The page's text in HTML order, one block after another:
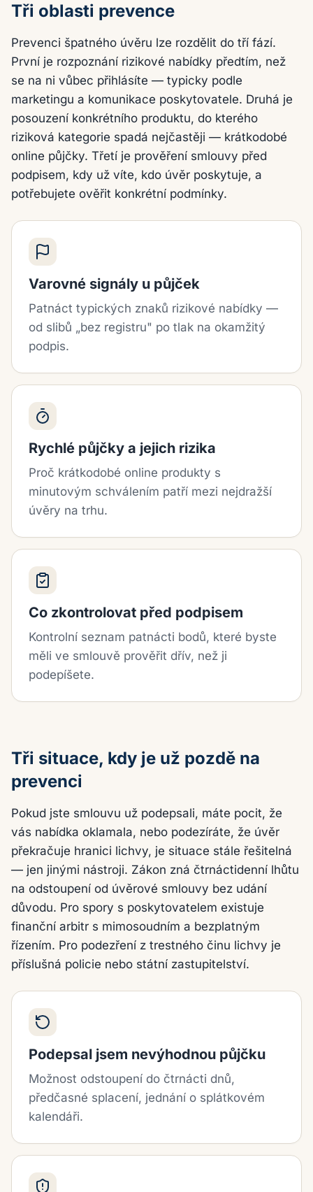
Tři oblasti prevence
Prevenci špatného úvěru lze rozdělit do tří fází.
První je rozpoznání rizikové nabídky předtím, než
se na ni vůbec přihlásíte — typicky podle
marketingu a komunikace poskytovatele. Druhá je
posouzení konkrétního produktu, do kterého
riziková kategorie spadá nejčastěji — krátkodobé
online půjčky. Třetí je prověření smlouvy před
podpisem, kdy už víte, kdo úvěr poskytuje, a
potřebujete ověřit konkrétní podmínky.
Varovné signály u půjček
Patnáct typických znaků rizikové nabídky —
od slibů „bez registru" po tlak na okamžitý
podpis.
Rychlé půjčky a jejich rizika
Proč krátkodobé online produkty s
minutovým schválením patří mezi nejdražší
úvěry na trhu.
Co zkontrolovat před podpisem
Kontrolní seznam patnácti bodů, které byste
měli ve smlouvě prověřit dřív, než ji
podepíšete.
Tři situace, kdy je už pozdě na
prevenci
Pokud jste smlouvu už podepsali, máte pocit, že
vás nabídka oklamala, nebo podezíráte, že úvěr
překračuje hranici lichvy, je situace stále řešitelná
— jen jinými nástroji. Zákon zná čtrnáctidenní lhůtu
na odstoupení od úvěrové smlouvy bez udání
důvodu. Pro spory s poskytovatelem existuje
finanční arbitr s mimosoudním a bezplatným
řízením. Pro podezření z trestného činu lichvy je
příslušná policie nebo státní zastupitelství.
Podepsal jsem nevýhodnou půjčku
Možnost odstoupení do čtrnácti dnů,
předčasné splacení, jednání o splátkovém
kalendáři.